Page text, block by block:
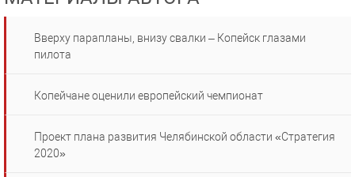
Вверху парапланы, внизу свалки – Копейск глазами
пилота
Копейчане оценили европейский чемпионат
Проект плана развития Челябинской области «Стратегия
2020»